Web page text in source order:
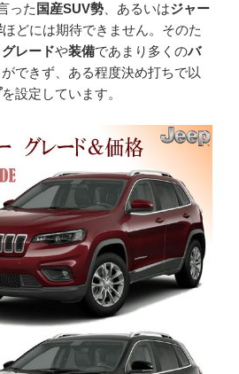
った 国産SUV勢 、あるいはジャー
ほどには期待できません。そのた
グレードや装備であまり多くのバ
できず、ある程度決め打ちで以
を設定しています。